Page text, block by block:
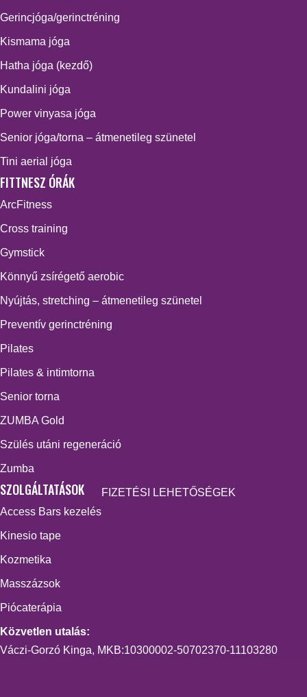
Gerincjóga/gerinctréning
Kismama jóga
Hatha jóga (kezdő)
Kundalini jóga
Power vinyasa jóga
Senior jóga/torna – átmenetileg szünetel
Tini aerial jóga
FITTNESZ ÓRÁK
ArcFitness
Cross training
Gymstick
Könnyű zsírégető aerobic
Nyújtás, stretching – átmenetileg szünetel
Preventív gerinctréning
Pilates
Pilates & intimtorna
Senior torna
ZUMBA Gold
Szülés utáni regeneráció
Zumba
SZOLGÁLTATÁSOK
Access Bars kezelés
Kinesio tape
Kozmetika
Masszázsok
Piócaterápia
FIZETÉSI LEHETŐSÉGEK
Közvetlen utalás:
Váczi-Gorzó Kinga, MKB:10300002-50702370-11103280